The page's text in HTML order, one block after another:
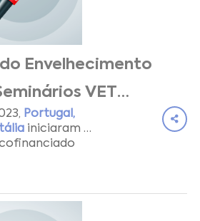
Envelhecimento
VET
Portugal,
iniciaram o
de
que